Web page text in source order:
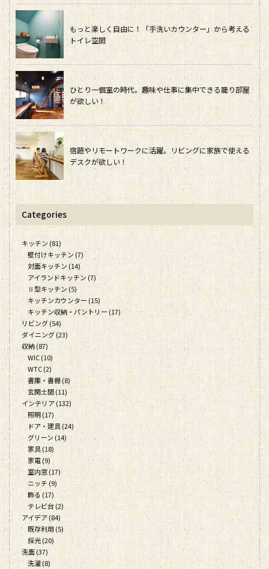
もっと楽しく自由に！「手洗いカウンター」から考える
トイレ空間
ひとり一個室の時代。趣味や仕事に集中できる籠り部屋
が欲しい！
宿題やリモートワークに活躍。リビングに家族で使える
デスクが欲しい！
Categories
キッチン (81)
壁付けキッチン (7)
対面キッチン (14)
アイランドキッチン (7)
Ⅱ型キッチン (5)
キッチンカウンター (15)
キッチン収納・パントリー (17)
リビング (54)
ダイニング (23)
収納 (87)
WIC (10)
WTC (2)
書庫・書棚 (8)
玄関土間 (11)
インテリア (132)
照明 (17)
ドア・建具 (24)
グリーン (14)
家具 (18)
家電 (9)
室内窓 (17)
ニッチ (9)
飾る (17)
テレビ台 (2)
アイデア (84)
既存利用 (5)
採光 (20)
洗面 (37)
洗濯 (8)